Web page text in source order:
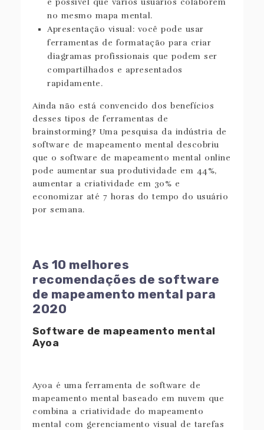
é possível que vários usuários colaborem
no mesmo mapa mental.
Apresentação visual: você pode usar
ferramentas de formatação para criar
diagramas profissionais que podem ser
compartilhados e apresentados
rapidamente.
Ainda não está convencido dos benefícios
desses tipos de ferramentas de
brainstorming? Uma pesquisa da indústria de
software de mapeamento mental descobriu
que o software de mapeamento mental online
pode aumentar sua produtividade em 44%,
aumentar a criatividade em 30% e
economizar até 7 horas do tempo do usuário
por semana.
As 10 melhores
recomendações de software
de mapeamento mental para
2020
Software de mapeamento mental
Ayoa
Ayoa é uma ferramenta de software de
mapeamento mental baseado em nuvem que
combina a criatividade do mapeamento
mental com gerenciamento visual de tarefas